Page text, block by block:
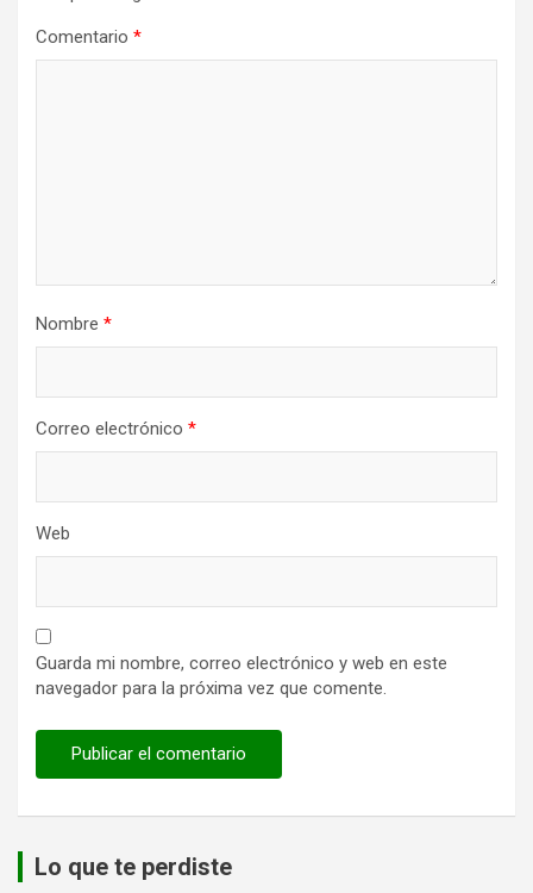
Comentario *
Nombre *
Correo electrónico *
Web
Guarda mi nombre, correo electrónico y web en este
navegador para la próxima vez que comente.
Lo que te perdiste